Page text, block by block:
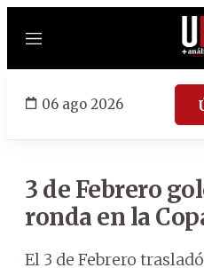
Menú
06 ago 2026
3 de Febrero
ronda en la
El 3 de Febrero